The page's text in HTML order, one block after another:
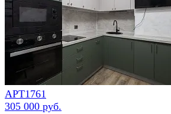
АРТ1761
305 000 руб.